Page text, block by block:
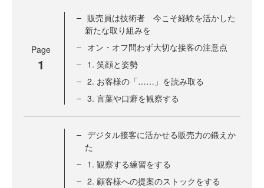
Page
1
販売員は技術者 今こそ経験を活かした
新たな取り組みを
オン・オフ問わず大切な接客の注意点
1. 笑顔と姿勢
2. お客様の「……」を読み取る
3. 言葉や口癖を観察する
デジタル接客に活かせる販売力の鍛えか
た
1. 観察する練習をする
2. 顧客様への提案のストックをする